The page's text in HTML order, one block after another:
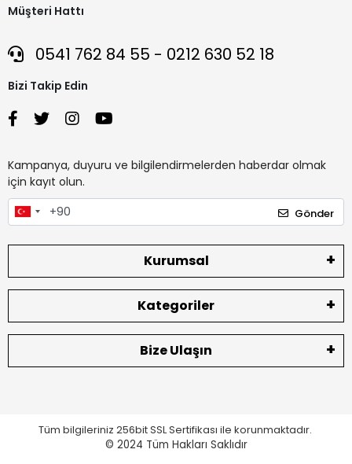
Müşteri Hattı
0541 762 84 55 - 0212 630 52 18
Bizi Takip Edin
Kampanya, duyuru ve bilgilendirmelerden haberdar olmak
için kayıt olun.
Gönder
Kurumsal
Kategoriler
Bize Ulaşın
Tüm bilgileriniz 256bit SSL Sertifikası ile korunmaktadır.
© 2024 Tüm Hakları Saklıdır